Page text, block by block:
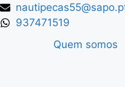
937471519
Quem somos